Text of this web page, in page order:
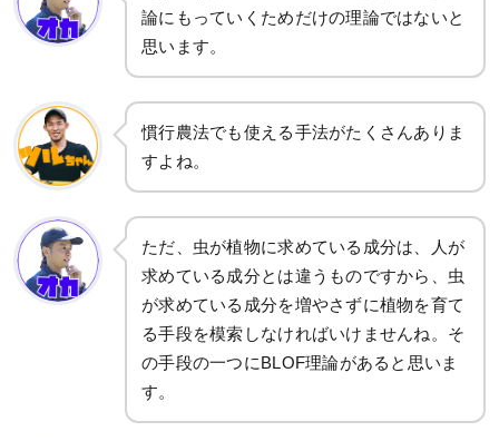
論にもっていくためだけの理論ではないと
思います。
慣行農法でも使える手法がたくさんありま
すよね。
ただ、虫が植物に求めている成分は、人が
求めている成分とは違うものですから、虫
が求めている成分を増やさずに植物を育て
る手段を模索しなければいけませんね。そ
の手段の一つにBLOF理論があると思いま
す。